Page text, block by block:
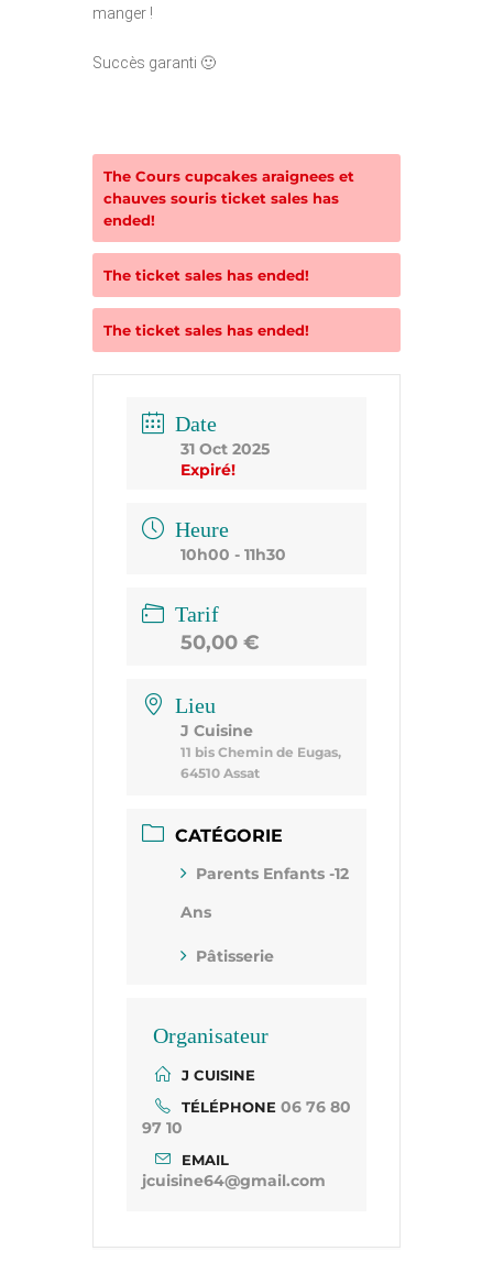
manger !
Succès garanti 🙂
The Cours cupcakes araignees et
chauves souris ticket sales has
ended!
The ticket sales has ended!
The ticket sales has ended!
Date
31 Oct 2025
Expiré!
Heure
10h00 - 11h30
Tarif
50,00 €
Lieu
J Cuisine
11 bis Chemin de Eugas,
64510 Assat
CATÉGORIE
Parents Enfants -12
Ans
Pâtisserie
Organisateur
J CUISINE
TÉLÉPHONE 06 76 80
97 10
EMAIL
jcuisine64@gmail.com